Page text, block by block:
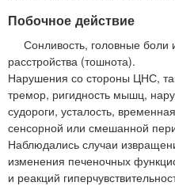
Побочное действие
Сонливость, головные
расстройства (тошнота).
Нарушения со стороны ЦНС,
тремор, ригидность мышц,
судороги, усталость,
сенсорной или смешанной
Наблюдались случаи
изменения печеночных
и реакций